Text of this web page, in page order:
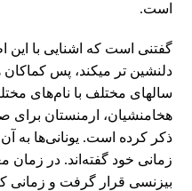
است.
گفتنی است که اشنایی با این
دلنشین تر میکند، پس
سالهای مختلف با نام‌های
هخامنشیان، ارمنستان برای
ذکر کرده است. یونانی‌ها به آن
زمانی خود گفته‌اند. در
بیزنسی قرار گرفت و زمانی که